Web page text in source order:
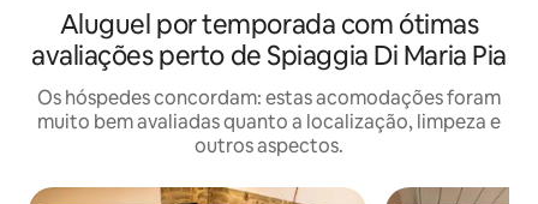
Aluguel por temporada com ótimas
avaliações perto de Spiaggia Di Maria Pia
Os hóspedes concordam: estas acomodações foram
muito bem avaliadas quanto a localização, limpeza e
outros aspectos.